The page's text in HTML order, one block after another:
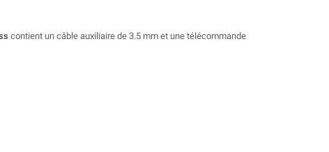
contient un câble auxiliaire de 3.5 mm et une télécommande